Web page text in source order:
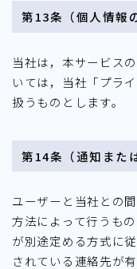
第13条（個人情報
当社は，本サービス
いては，当社「プラ
扱うものとします。
第14条（通知また
ユーザーと当社との
方法によって行うも
が別途定める方式に
されている連絡先が